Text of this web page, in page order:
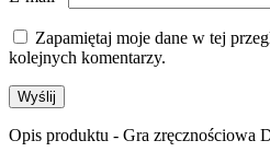
Zapamiętaj moje dane w tej
kolejnych komentarzy.
Opis produktu - Gra zręcznościowa